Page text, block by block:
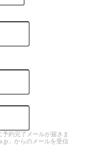
約完了メールが届きま
」からのメールを受信